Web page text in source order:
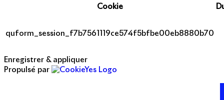
Cookie
quform_session_f7b7561119ce574f5bfbe00eb8880b70
Enregistrer & appliquer
Propulsé par